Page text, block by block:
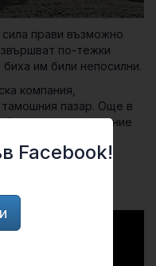
прави възможно
по-тежки
им били непосилни.
компания,
пазар. Още в
Aotun, подразделение
екзоскелети.
екзоскелети –
на по-тежки
Facebook!